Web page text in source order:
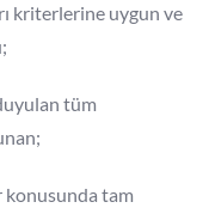
kriterlerine uygun ve
tüm
konusunda tam